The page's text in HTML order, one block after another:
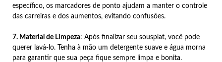
específico, os marcadores de ponto ajudam a manter o controle
das carreiras e dos aumentos, evitando confusões.
7. Material de Limpeza: Após finalizar seu sousplat, você pode
querer lavá-lo. Tenha à mão um detergente suave e água morna
para garantir que sua peça fique sempre limpa e bonita.